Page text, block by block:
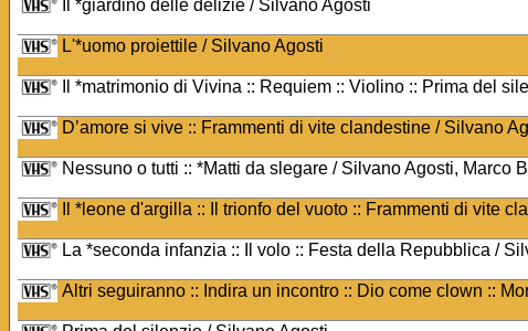
Il *giardino delle delizie / Silvano Agosti
L'*uomo proiettile / Silvano Agosti
Il *matrimonio di Vivina :: Requiem :: Violino :: Prima del
D’amore si vive :: Frammenti di vite clandestine / Silvano
Nessuno o tutti :: *Matti da slegare / Silvano Agosti, Marco
Il *leone d'argilla :: Il trionfo del vuoto :: Frammenti di vite
La *seconda infanzia :: Il volo :: Festa della Repubblica /
Altri seguiranno :: Indira un incontro :: Dio come clown ::